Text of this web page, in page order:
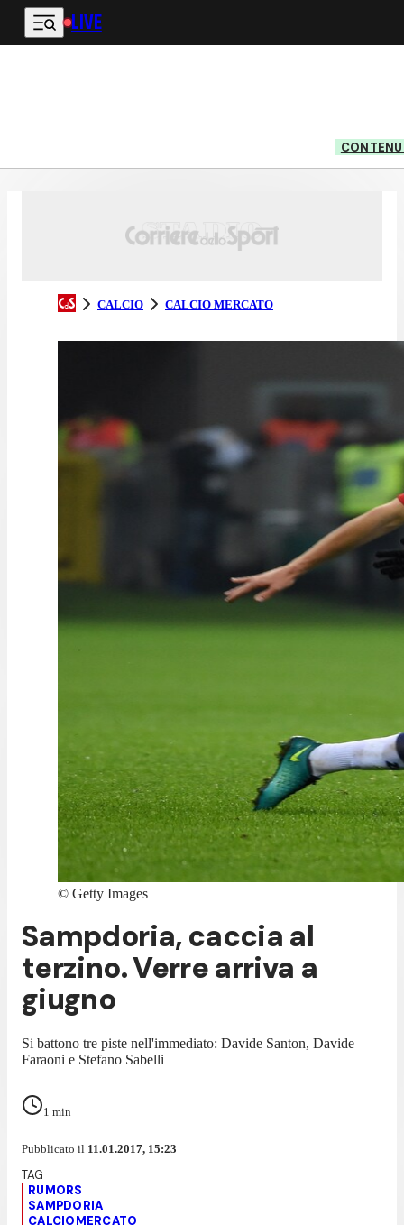
Vai al contenuto principale
LIVE
CALCIO CALCIO MERCATO
© Getty Images
Sampdoria, caccia al
terzino. Verre arriva a
giugno
Si battono tre piste nell'immediato: Davide Santon, Davide
Faraoni e Stefano Sabelli
1 min
Pubblicato il 11.01.2017, 15:23
RUMORS
SAMPDORIA
CALCIOMERCATO